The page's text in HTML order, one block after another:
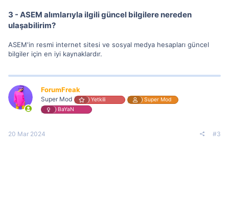
3 - ASEM alımlarıyla ilgili güncel bilgilere nereden
ulaşabilirim?
ASEM'in resmi internet sitesi ve sosyal medya hesapları güncel
bilgiler için en iyi kaynaklardır.
ForumFreak
Super Mod Yetkili
Super Mod
BaYaN
20 Mar 2024 #3